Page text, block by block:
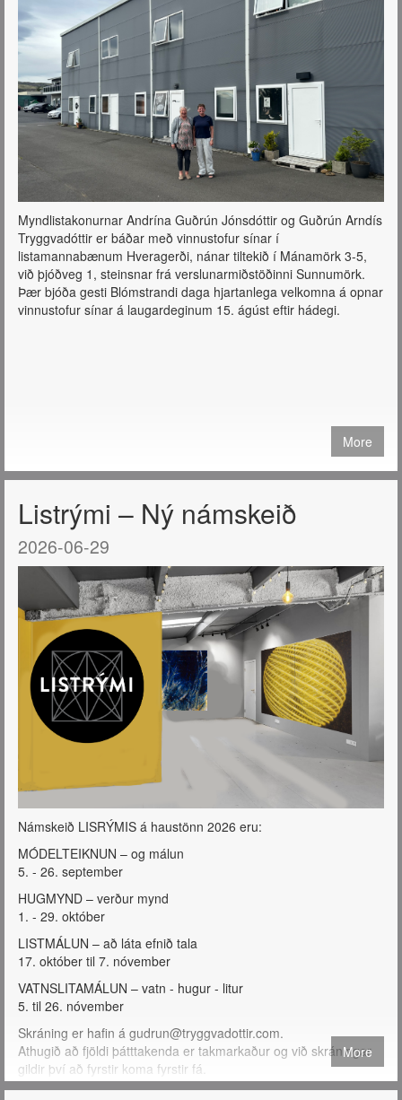
Myndlistakonurnar Andrína Guðrún Jónsdóttir og Guðrún Arndís
Tryggvadóttir er báðar með vinnustofur sínar í
listamannabænum Hveragerði, nánar tiltekið í Mánamörk 3-5,
við þjóðveg 1, steinsnar frá verslunarmiðstöðinni Sunnumörk.
Þær bjóða gesti Blómstrandi daga hjartanlega velkomna á opnar
vinnustofur sínar á laugardeginum 15. ágúst eftir hádegi.
More
Listrými – Ný námskeið
2026-06-29
Námskeið LISRÝMIS á haustönn 2026 eru:
MÓDELTEIKNUN – og málun
5. - 26. september
HUGMYND – verður mynd
1. - 29. október
LISTMÁLUN – að láta efnið tala
17. október til 7. nóvember
VATNSLITAMÁLUN – vatn - hugur - litur
5. til 26. nóvember
Skráning er hafin á gudrun@tryggvadottir.com.
Athugið að fjöldi þátttakenda er takmarkaður og við skráningar
gildir því að fyrstir koma fyrstir fá.
More